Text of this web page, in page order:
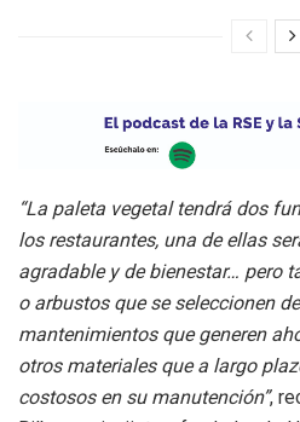
“La paleta vegetal tendrá dos
los restaurantes, una de ellas
agradable y de bienestar… pero
o arbustos que se seleccionen
mantenimientos que generen
otros materiales que a largo
costosos en su manutención”,